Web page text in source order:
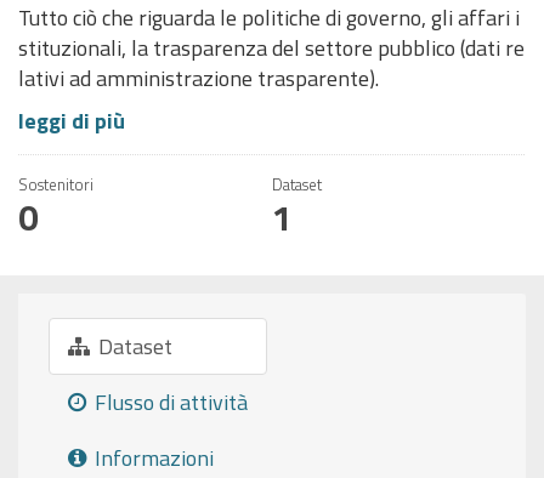
Tutto ciò che riguarda le politiche di governo, gli affari i
stituzionali, la trasparenza del settore pubblico (dati re
lativi ad amministrazione trasparente).
leggi di più
Sostenitori
0
Dataset
1
Dataset
Flusso di attività
Informazioni